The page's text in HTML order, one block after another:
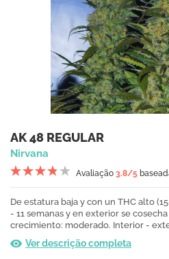
AK 48 REGULAR
Nirvana
Avaliação 3.8/5
De estatura baja y con un THC alto
- 11 semanas y en exterior se
crecimiento: moderado. Interior -
Ver descrição completa